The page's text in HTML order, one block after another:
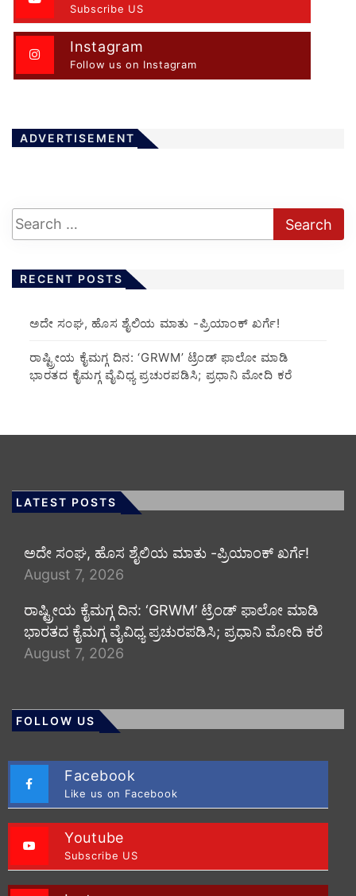
Subscribe US
Instagram
Follow us on Instagram
ADVERTISEMENT
RECENT POSTS
ಅದೇ ಸಂಘ, ಹೊಸ ಶೈಲಿಯ ಮಾತು -ಪ್ರಿಯಾಂಕ್ ಖರ್ಗೆ!
ರಾಷ್ಟ್ರೀಯ ಕೈಮಗ್ಗ ದಿನ: ‘GRWM’ ಟ್ರೆಂಡ್ ಫಾಲೋ ಮಾಡಿ
ಭಾರತದ ಕೈಮಗ್ಗ ವೈವಿಧ್ಯ ಪ್ರಚುರಪಡಿಸಿ; ಪ್ರಧಾನಿ ಮೋದಿ ಕರೆ
LATEST POSTS
ಅದೇ ಸಂಘ, ಹೊಸ ಶೈಲಿಯ ಮಾತು -ಪ್ರಿಯಾಂಕ್ ಖರ್ಗೆ!
August 7, 2026
ರಾಷ್ಟ್ರೀಯ ಕೈಮಗ್ಗ ದಿನ: ‘GRWM’ ಟ್ರೆಂಡ್ ಫಾಲೋ ಮಾಡಿ
ಭಾರತದ ಕೈಮಗ್ಗ ವೈವಿಧ್ಯ ಪ್ರಚುರಪಡಿಸಿ; ಪ್ರಧಾನಿ ಮೋದಿ ಕರೆ
August 7, 2026
FOLLOW US
Facebook
Like us on Facebook
Youtube
Subscribe US